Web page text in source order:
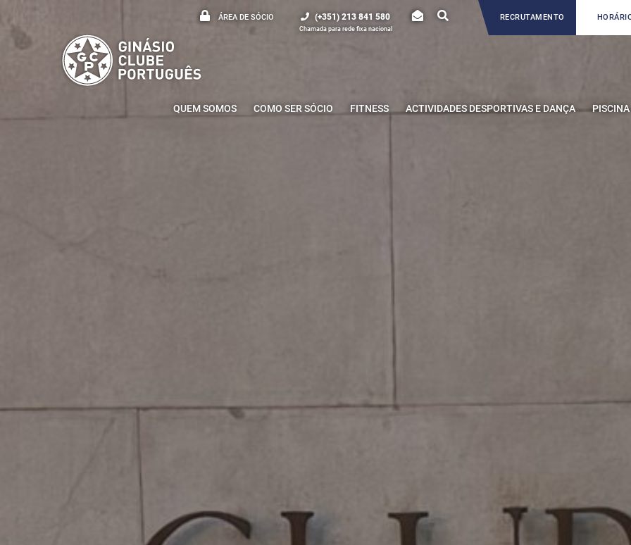
ÁREA DE SÓCIO (+351) 213 841 580
Chamada para rede fixa nacional
RECRUTAMENTO
QUEM SOMOS COMO SER SÓCIO FITNESS ACTIVIDADES DESPORTIVAS E DANÇA PISCINA